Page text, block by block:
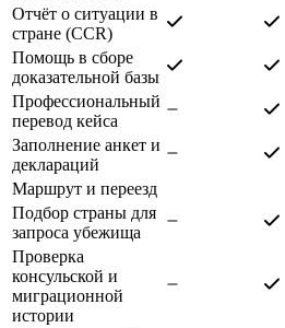
Отчёт о ситуации в
стране (CCR)
Помощь в сборе
доказательной базы
Профессиональный
перевод кейса
Заполнение анкет и
деклараций
Маршрут и переезд
Подбор страны для
запроса убежища
Проверка
консульской и
миграционной
истории